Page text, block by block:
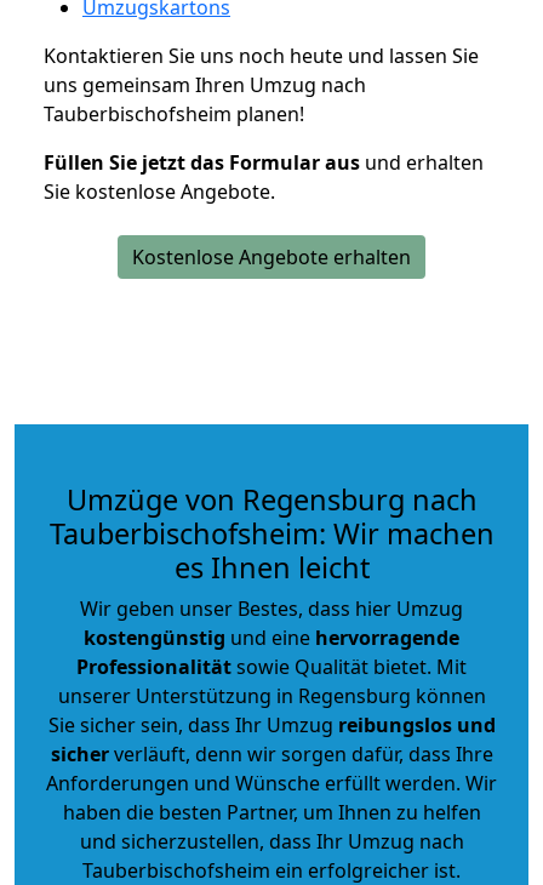
Umzugskartons
Kontaktieren Sie uns noch heute und lassen Sie
uns gemeinsam Ihren Umzug nach
Tauberbischofsheim planen!
Füllen Sie jetzt das Formular aus und erhalten
Sie kostenlose Angebote.
Kostenlose Angebote erhalten
Umzüge von Regensburg nach
Tauberbischofsheim: Wir machen
es Ihnen leicht
Wir geben unser Bestes, dass hier Umzug
kostengünstig und eine hervorragende
Professionalitätsowie Qualität bietet. Mit
unserer Unterstützung in Regensburg können
Sie sicher sein, dass Ihr Umzug reibungslos und
sicherverläuft, denn wir sorgen dafür, dass Ihre
Anforderungen und Wünsche erfüllt werden. Wir
haben die besten Partner, um Ihnen zu helfen
und sicherzustellen, dass Ihr Umzug nach
Tauberbischofsheim ein erfolgreicher ist.